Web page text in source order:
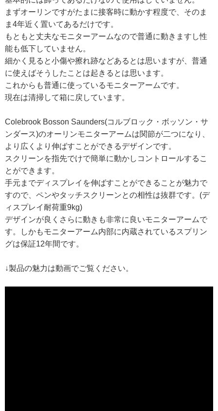
まずオーリンですがたまに接客時に動かす程度で、そのま
ま4年近く置いてあるだけです。
もともと丈夫なモニターアームなので普通に動きますし性
能も低下していません。
細かく見ると小傷や擦れ跡などあるとは思いますが、普通
に使えばそうしたことは起きるとは思います。
これからも普通に使っているモニターアームです。
現在は清掃して箱に戻しています。
Colebrook Bosson Saunders(コルブロック・ボッソン・サ
ンダース)のオーリンモニターアームは関節が二つになり、
より広くより伸ばすことができるデザインです。
スクリーンを指先でけで簡単に動かしコントロールするこ
とができます。
手元までディスプレイを伸ばすことができることが魅力で
すので、ペンやタッチスクリーンとの相性は抜群です。(デ
ィスプレイ耐荷重9kg)
デザインが良くさらに動きも非常に良いモニターアームで
す。しかもモニターアーム内部に内蔵されているスプリン
グは保証12年間です。
↓製品の魅力は動画でご覧ください。